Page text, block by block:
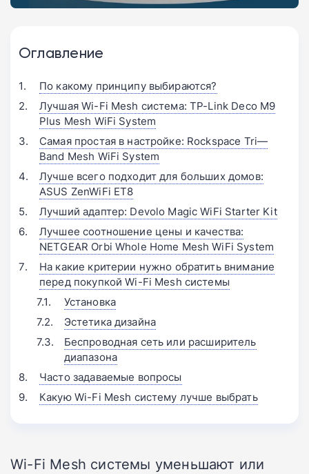
Оглавление
По какому принципу выбираются?
Лучшая Wi-Fi Mesh система: TP-Link Deco M9
Plus Mesh WiFi System
Самая простая в настройке: Rockspace Tri—
Band Mesh WiFi System
Лучше всего подходит для больших домов:
ASUS ZenWiFi ET8
Лучший адаптер: Devolo Magic WiFi Starter Kit
Лучшее соотношение цены и качества:
NETGEAR Orbi Whole Home Mesh WiFi System
На какие критерии нужно обратить внимание
перед покупкой Wi-Fi Mesh системы
Установка
Эстетика дизайна
Беспроводная сеть или расширитель
диапазона
Часто задаваемые вопросы
Какую Wi-Fi Mesh систему лучше выбрать
Wi-Fi Mesh системы уменьшают или